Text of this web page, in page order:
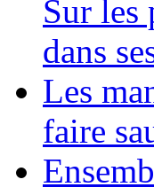
Sur les
dans
Les
faire